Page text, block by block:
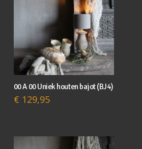
00 A 00 Uniek houten bajot (BJ4)
€ 129,95